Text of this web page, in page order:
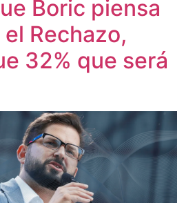
Boric piensa
Rechazo,
32% que será